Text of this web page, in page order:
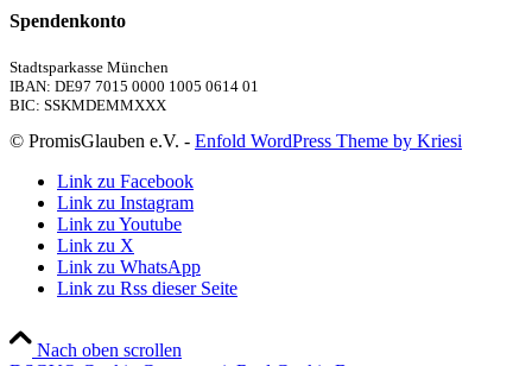
Spendenkonto
Stadtsparkasse München
IBAN: DE97 7015 0000 1005 0614 01
BIC: SSKMDEMMXXX
© PromisGlauben e.V. - Enfold WordPress Theme by Kriesi
Link zu Facebook
Link zu Instagram
Link zu Youtube
Link zu X
Link zu WhatsApp
Link zu Rss dieser Seite
Nach oben scrollen